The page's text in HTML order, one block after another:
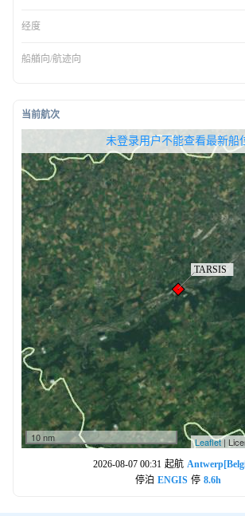
经度
船艏向/航迹向
当前航次
10 nm Leaflet|
未登录用户不能查看最新船
无权查看最新船位，请联系
2026-08-07 00:31 起航
停泊 ENGIS 停 8.6h